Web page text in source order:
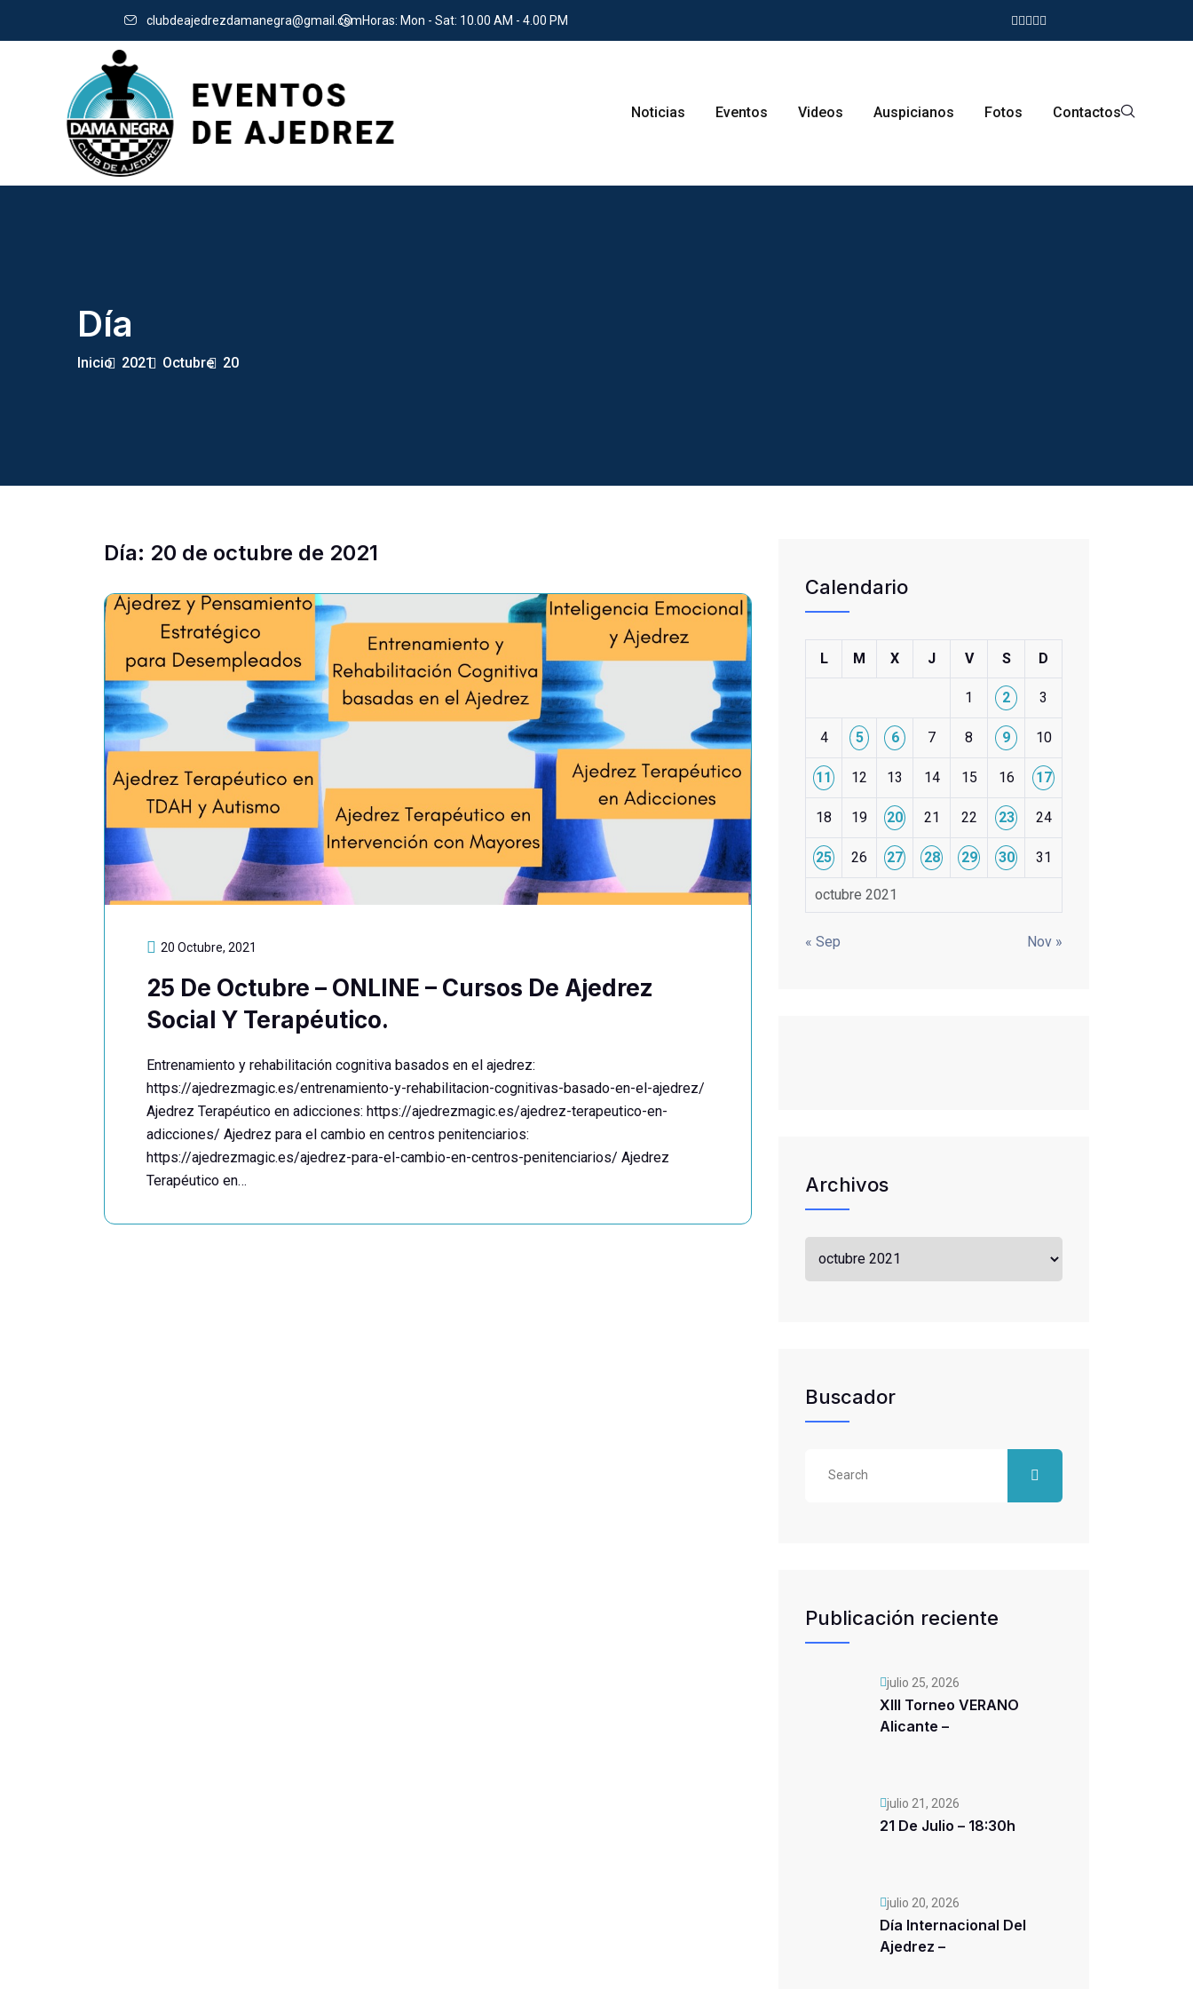
clubdeajedrezdamanegra@gmail.comHoras: Mon - Sat: 10.00 AM - 4.00 PM
Noticias Eventos Videos Auspicianos Fotos Contactos
Día
Inicio 2021 Octubre 20
Día: 20 de octubre de 2021
20 Octubre, 2021
25 De Octubre – ONLINE – Cursos De Ajedrez
Social Y Terapéutico.
Entrenamiento y rehabilitación cognitiva basados en el ajedrez:
https://ajedrezmagic.es/entrenamiento-y-rehabilitacion-cognitivas-basado-en-el-ajedrez/
Ajedrez Terapéutico en adicciones: https://ajedrezmagic.es/ajedrez-terapeutico-en-
adicciones/ Ajedrez para el cambio en centros penitenciarios:
https://ajedrezmagic.es/ajedrez-para-el-cambio-en-centros-penitenciarios/ Ajedrez
Terapéutico en…
Calendario
octubre 2021
L M X J V S D
1 2 3
4 5 6 7 8 9 10
11 12 13 14 15 16 17
18 19 20 21 22 23 24
25 26 27 28 29 30 31
« Sep Nov »
Archivos
Buscador
Publicación reciente
julio 25, 2026
XIII Torneo VERANO
Alicante –
julio 21, 2026
21 De Julio – 18:30h
julio 20, 2026
Día Internacional Del
Ajedrez –